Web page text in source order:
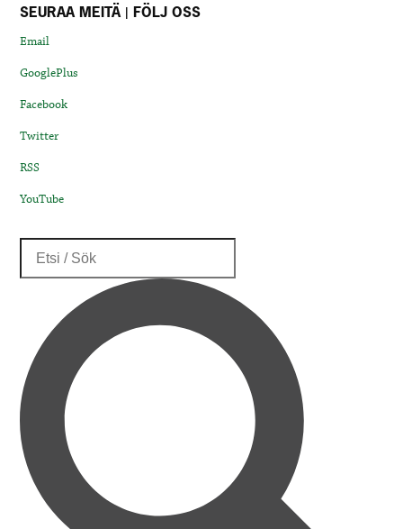
SEURAA MEITÄ | FÖLJ OSS
Email
GooglePlus
Facebook
Twitter
RSS
YouTube